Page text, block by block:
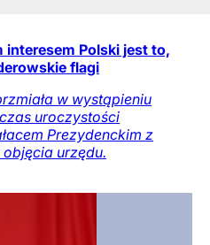
Polski jest to,
flagi
w wystąpieniu
uroczystości
Prezydenckim z
urzędu.